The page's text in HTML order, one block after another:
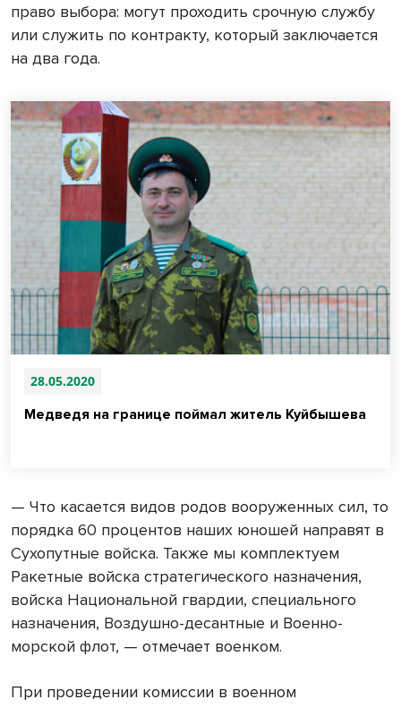
право выбора: могут проходить срочную службу
или служить по контракту, который заключается
на два года.
28.05.2020
Медведя на границе поймал житель Куйбышева
— Что касается видов родов вооруженных сил, то
порядка 60 процентов наших юношей направят в
Сухопутные войска. Также мы комплектуем
Ракетные войска стратегического назначения,
войска Национальной гвардии, специального
назначения, Воздушно-десантные и Военно-
морской флот, — отмечает военком.
При проведении комиссии в военном